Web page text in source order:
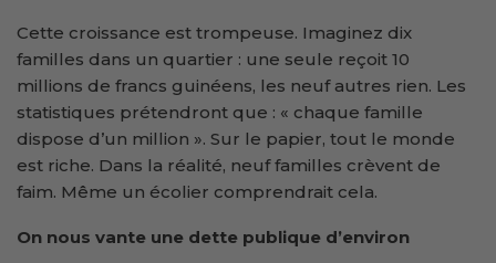
Cette croissance est trompeuse. Imaginez dix
familles dans un quartier : une seule reçoit 10
millions de francs guinéens, les neuf autres rien. Les
statistiques prétendront que : « chaque famille
dispose d’un million ». Sur le papier, tout le monde
est riche. Dans la réalité, neuf familles crèvent de
faim. Même un écolier comprendrait cela.
On nous vante une dette publique d’environ